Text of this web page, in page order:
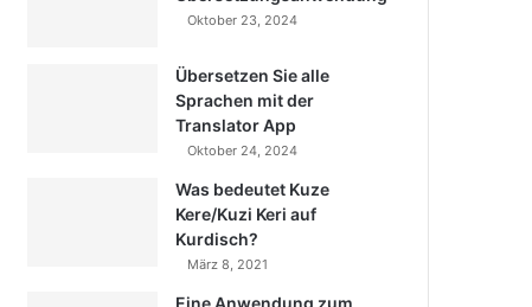
Oktober 23, 2024
Übersetzen Sie alle
Sprachen mit der
Translator App
Oktober 24, 2024
Was bedeutet Kuze
Kere/Kuzi Keri auf
Kurdisch?
März 8, 2021
Eine Anwendung zum